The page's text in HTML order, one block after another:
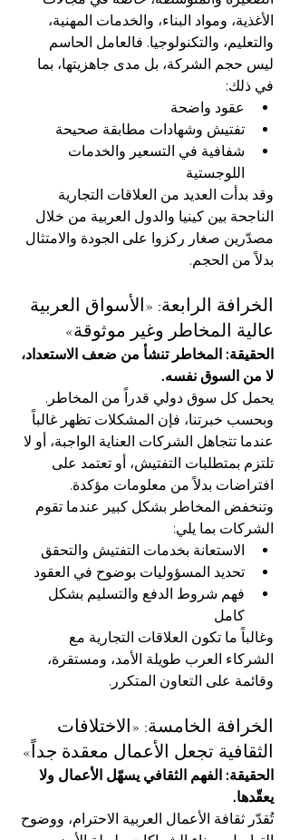
الأغذية، ومواد البناء، والخدمات المهنية،
والتعليم، والتكنولوجيا. فالعامل الحاسم
ليس حجم الشركة، بل مدى جاهزيتها، بما
في ذلك:
عقود واضحة
تفتيش وشهادات مطابقة صحيحة
شفافية في التسعير والخدمات
اللوجستية
وقد بدأت العديد من العلاقات التجارية
الناجحة بين كينيا والدول العربية من خلال
مصدّرين صغار ركزوا على الجودة والامتثال
بدلاً من الحجم.
الخرافة الرابعة: «الأسواق العربية
عالية المخاطر وغير موثوقة»
الحقيقة: المخاطر تنشأ من ضعف الاستعداد،
لا من السوق نفسه.
يحمل كل سوق دولي قدراً من المخاطر.
وبحسب خبرتنا، فإن المشكلات تظهر غالباً
عندما تتجاهل الشركات العناية الواجبة، أو لا
تلتزم بمتطلبات التفتيش، أو تعتمد على
افتراضات بدلاً من معلومات مؤكدة.
وتنخفض المخاطر بشكل كبير عندما تقوم
الشركات بما يلي:
الاستعانة بخدمات التفتيش والتحقق
تحديد المسؤوليات بوضوح في العقود
فهم شروط الدفع والتسليم بشكل
كامل
وغالباً ما تكون العلاقات التجارية مع
الشركاء العرب طويلة الأمد، ومستقرة،
وقائمة على التعاون المتكرر.
الخرافة الخامسة: «الاختلافات
الثقافية تجعل الأعمال معقدة جداً»
الحقيقة: الفهم الثقافي يسهّل الأعمال ولا
يعقّدها.
تُقدّر ثقافة الأعمال العربية الاحترام، ووضوح